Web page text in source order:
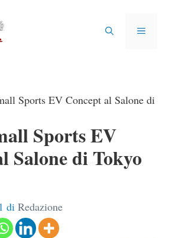
MENU
Sports EV Concept al Salone di
Sports EV
Salone di Tokyo
di Redazione